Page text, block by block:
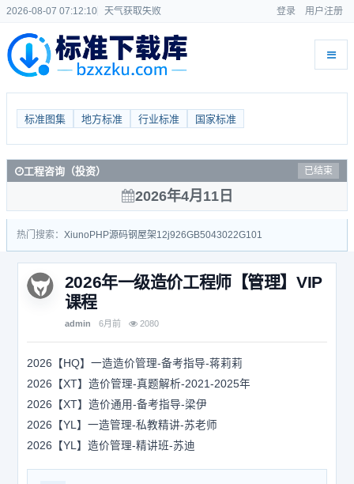
2026-08-07 07:12:10 天气获取失败 登录 用户注册
标准图集 地方标准 行业标准 国家标准
工程咨询（投资） 已结束
2026年4月11日
热门搜索： Xiuno PHP源码钢屋架12j926GB5043022G101
2026年一级造价工程师【管理】VIP
课程
admin 6月前 2080
2026【HQ】一造造价管理-备考指导-蒋莉莉
2026【XT】造价管理-真题解析-2021-2025年
2026【XT】造价通用-备考指导-梁伊
2026【YL】一造管理-私教精讲-苏老师
2026【YL】造价管理-精讲班-苏迪